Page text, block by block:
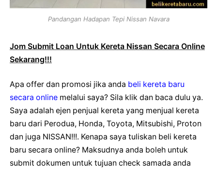
Pandangan Hadapan Tepi Nissan Navara
Jom Submit Loan Untuk Kereta Nissan Secara Online
Sekarang!!!
Apa offer dan promosi jika anda beli kereta baru
secara online melalui saya? Sila klik dan baca dulu ya.
Saya adalah ejen penjual kereta yang menjual kereta
baru dari Perodua, Honda, Toyota, Mitsubishi, Proton
dan juga NISSAN!!!. Kenapa saya tuliskan beli kereta
baru secara online? Maksudnya anda boleh untuk
submit dokumen untuk tujuan check samada anda